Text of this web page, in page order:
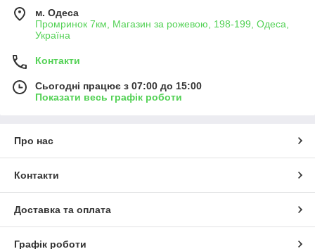
м. Одеса
Промринок 7км, Магазин за рожевою, 198-199, Одеса,
Україна
Контакти
Сьогодні працює з 07:00 до 15:00
Показати весь графік роботи
Про нас
Контакти
Доставка та оплата
Графік роботи